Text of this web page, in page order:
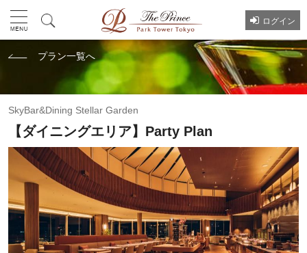
ログイン
プラン一覧へ
SkyBar&Dining Stellar Garden
【ダイニングエリア】Party Plan